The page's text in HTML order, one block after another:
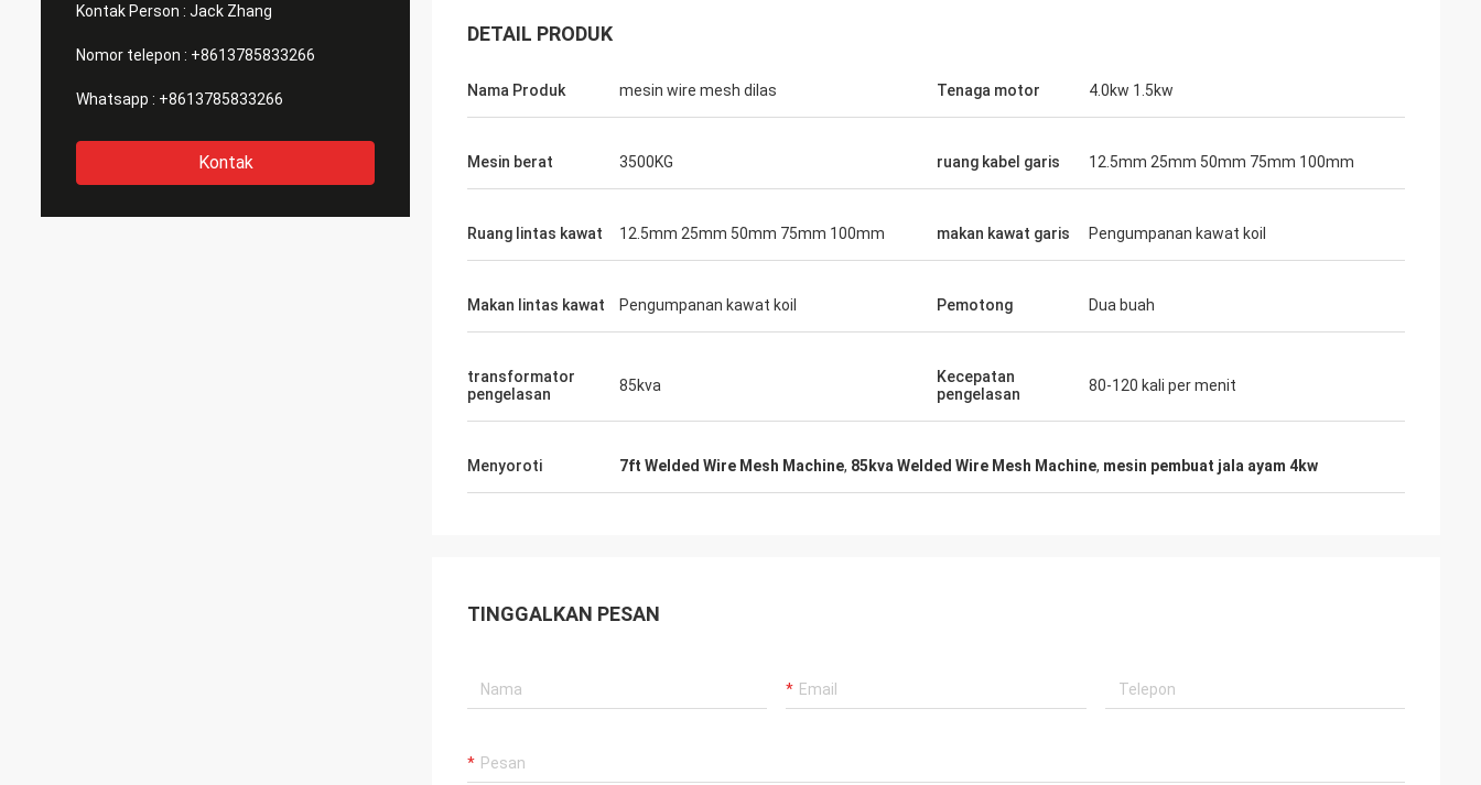
Kontak Person : Jack Zhang
Nomor telepon : +8613785833266
Whatsapp : +8613785833266
Kontak
DETAIL PRODUK
Nama Produk mesin wire mesh dilas Tenaga motor 4.0kw 1.5kw
Mesin berat 3500KG ruang kabel garis 12.5mm 25mm 50mm 75mm 100mm
Ruang lintas kawat 12.5mm 25mm 50mm 75mm 100mm makan kawat garis Pengumpanan kawat koil
Makan lintas kawat Pengumpanan kawat koil Pemotong Dua buah
transformator
pengelasan
85kva
Kecepatan
pengelasan
80-120 kali per menit
Menyoroti 7ft Welded Wire Mesh Machine, 85kva Welded Wire Mesh Machine, mesin pembuat jala ayam 4kw
TINGGALKAN PESAN